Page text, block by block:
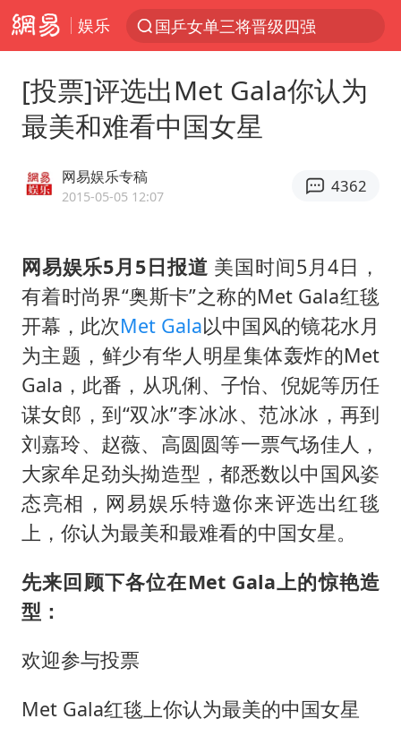
娱乐
国乒女单三将晋级四强
陈思诚零点晒照为佟丽娅庆生
新疆优化调整景区内自驾服务费
全民健身事业高质量发展
台当局重金为“台独”织“皇帝新衣”
几元成本的AI广告导致千万市值蒸发
老挝国会主席赛宋蓬逝世
茅台部分直营店飞天茅台提价
夏日经济乘“热”而上 消费市场向“新”而行
白海豚将正面袭击贯穿浙江
酒店回应车内过夜被收150元
黄金牛市回来了吗
[投票]评选出Met Gala你认为
最美和难看中国女星
网易娱乐专稿
2015-05-05 12:07
4362
网易娱乐5月5日报道 美国时间5月4日，
有着时尚界“奥斯卡”之称的Met Gala红毯
开幕，此次Met Gala以中国风的镜花水月
为主题，鲜少有华人明星集体轰炸的Met
Gala，此番，从巩俐、子怡、倪妮等历任
谋女郎，到“双冰”李冰冰、范冰冰，再到
刘嘉玲、赵薇、高圆圆等一票气场佳人，
大家牟足劲头拗造型，都悉数以中国风姿
态亮相，网易娱乐特邀你来评选出红毯
上，你认为最美和最难看的中国女星。
先来回顾下各位在Met Gala上的惊艳造
型：
欢迎参与投票
Met Gala红毯上你认为最美的中国女星